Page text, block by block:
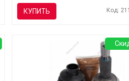
КУПИТЬ Код: